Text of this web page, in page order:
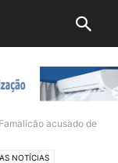
acusado de
NOTÍCIAS